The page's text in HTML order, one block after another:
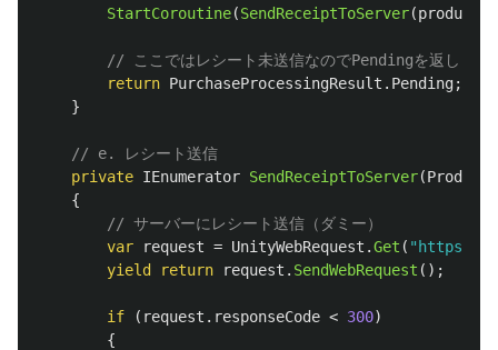
StartCoroutine(SendReceiptToServer(product
// ここではレシート未送信なのでPendingを返しトラ
return PurchaseProcessingResult . Pending;
}
// e. レシート送信
private IEnumerator SendReceiptToServer(Product
{
// サーバーにレシート送信（ダミー）
var
request = UnityWebRequest .Get ( "https://
yield
return request . SendWebRequest ();
if ( request . responseCode < 300)
{